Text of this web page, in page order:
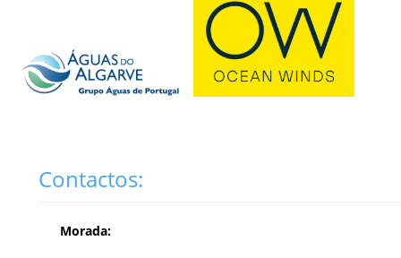
Contactos:
Morada: